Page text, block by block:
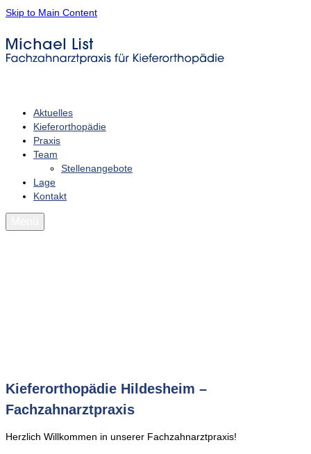
Skip to Main Content
Aktuelles
Kieferorthopädie
Praxis
Team
Stellenangebote
Lage
Kontakt
Kieferorthopädie Hildesheim –
Fachzahnarztpraxis
Herzlich Willkommen in unserer Fachzahnarztpraxis!